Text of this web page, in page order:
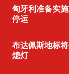
匈牙利准备实
停运
布达佩斯地标
熄灯